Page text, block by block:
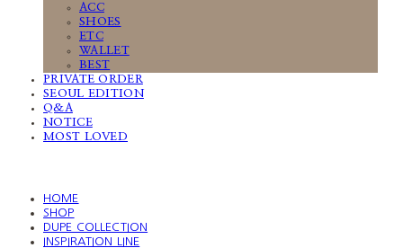
ACC
SHOES
ETC
WALLET
BEST
PRIVATE ORDER
SEOUL EDITION
Q&A
NOTICE
MOST LOVED
HOME
SHOP
DUPE COLLECTION
INSPIRATION LINE